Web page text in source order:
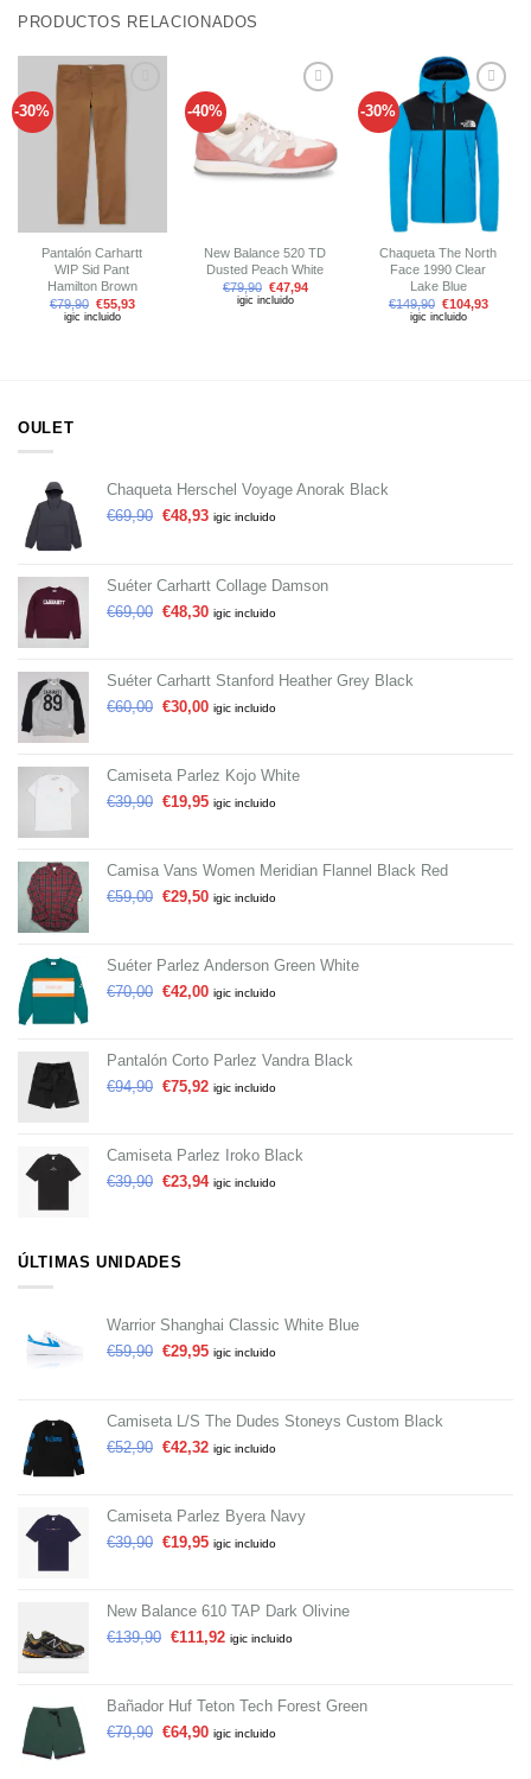
PRODUCTOS RELACIONADOS
-30%
Pantalón Carhartt
WIP Sid Pant
Hamilton Brown
€79,90 €55,93
igic incluido
-40%
lista de
deseos
New Balance 520 TD
Dusted Peach White
€79,90 €47,94
igic incluido
-30%
Añadir
a tu
lista de
deseos
Chaqueta The North
Face 1990 Clear
Lake Blue
€149,90 €104,93
igic incluido
OULET
Chaqueta Herschel Voyage Anorak Black
€69,90 €48,93 igic incluido
Suéter Carhartt Collage Damson
€69,00 €48,30 igic incluido
Suéter Carhartt Stanford Heather Grey Black
€60,00 €30,00 igic incluido
Camiseta Parlez Kojo White
€39,90 €19,95 igic incluido
Camisa Vans Women Meridian Flannel Black Red
€59,00 €29,50 igic incluido
Suéter Parlez Anderson Green White
€70,00 €42,00 igic incluido
Pantalón Corto Parlez Vandra Black
€94,90 €75,92 igic incluido
Camiseta Parlez Iroko Black
€39,90 €23,94 igic incluido
ÚLTIMAS UNIDADES
Warrior Shanghai Classic White Blue
€59,90 €29,95 igic incluido
Camiseta L/S The Dudes Stoneys Custom Black
€52,90 €42,32 igic incluido
Camiseta Parlez Byera Navy
€39,90 €19,95 igic incluido
New Balance 610 TAP Dark Olivine
€139,90 €111,92 igic incluido
Bañador Huf Teton Tech Forest Green
€79,90 €64,90 igic incluido